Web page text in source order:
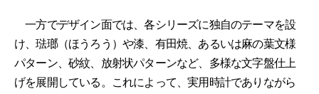
一方でデザイン面では、各シリーズに独自のテーマを設
け、琺瑯（ほうろう）や漆、有田焼、あるいは麻の葉文様
パターン、砂紋、放射状パターンなど、多様な文字盤仕上
げを展開している。これによって、実用時計でありながら